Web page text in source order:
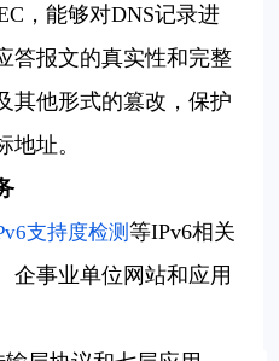
，能够对DNS记录进
答报文的真实性和完整
其他形式的篡改，保护
地址。
支持度检测等IPv6相关
企事业单位网站和应用